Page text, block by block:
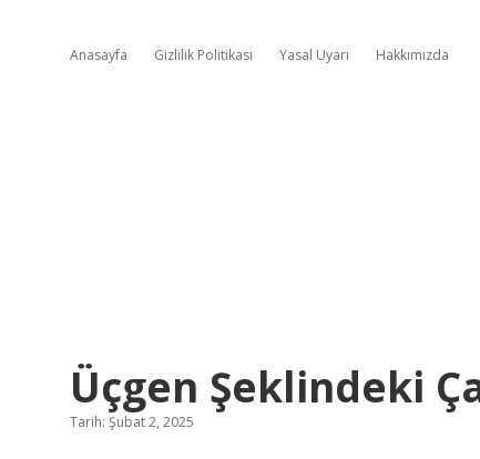
Anasayfa Gizlilik Politikası Yasal Uyarı Hakkımızda
Üçgen Şeklindeki
Tarih: Şubat 2, 2025